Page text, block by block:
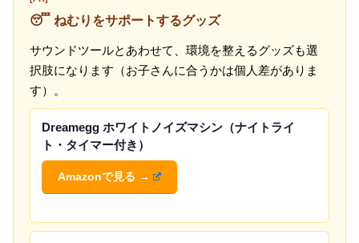
😴 ねむりをサポートするグッズ
サウンドツールとあわせて、環境を整えるグッズも選
択肢になります（お子さんに合うかは個人差がありま
す）。
Dreamegg ホワイトノイズマシン（ナイトライ
ト・タイマー付き）
Amazonで見る →